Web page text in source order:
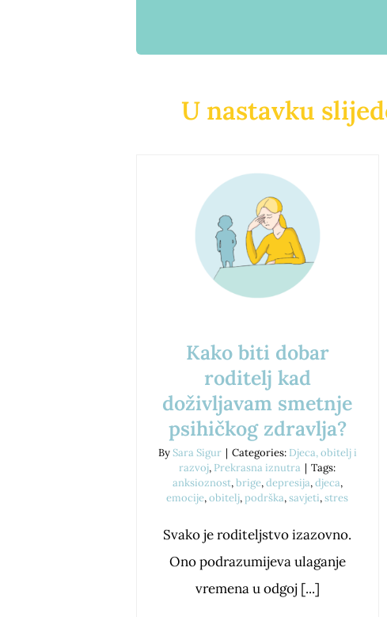
U nastavku
Kako biti dobar
roditelj kad
doživljavam smetnje
psihičkog zdravlja?
BySara Sigur | Categories: Djeca, obitelj i
razvoj, Prekrasna iznutra | Tags:
anksioznost,brige,depresija,djeca,
emocije,obitelj, podrška,savjeti,stres
Svako je roditeljstvo izazovno.
Ono podrazumijeva ulaganje
vremena u odgoj [...]